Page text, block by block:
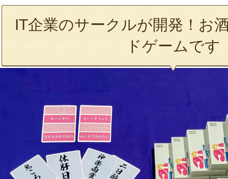
IT企業のサークルが開発！お
ドゲームです